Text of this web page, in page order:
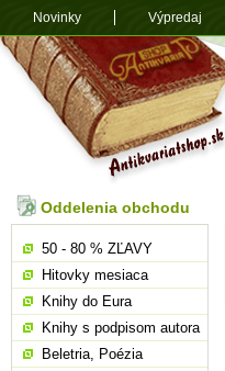
Oddelenia obchodu
50 - 80 % ZĽAVY
Hitovky mesiaca
Knihy do Eura
Knihy s podpisom autora
Beletria, Poézia
Novinky Výpredaj